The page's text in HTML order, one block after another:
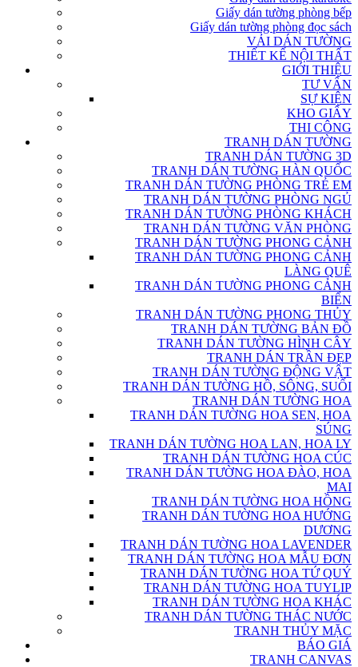
Giấy dán tường phòng bếp
Giấy dán tường phòng đọc sách
VẢI DÁN TƯỜNG
THIẾT KẾ NỘI THẤT
GIỚI THIỆU
TƯ VẤN
SỰ KIỆN
KHO GIẤY
THI CÔNG
TRANH DÁN TƯỜNG
TRANH DÁN TƯỜNG 3D
TRANH DÁN TƯỜNG HÀN QUỐC
TRANH DÁN TƯỜNG PHÒNG TRẺ EM
TRANH DÁN TƯỜNG PHÒNG NGỦ
TRANH DÁN TƯỜNG PHÒNG KHÁCH
TRANH DÁN TƯỜNG VĂN PHÒNG
TRANH DÁN TƯỜNG PHONG CẢNH
TRANH DÁN TƯỜNG PHONG CẢNH
LÀNG QUÊ
TRANH DÁN TƯỜNG PHONG CẢNH
BIỂN
TRANH DÁN TƯỜNG PHONG THỦY
TRANH DÁN TƯỜNG BẢN ĐỒ
TRANH DÁN TƯỜNG HÌNH CÂY
TRANH DÁN TRẦN ĐẸP
TRANH DÁN TƯỜNG ĐỘNG VẬT
TRANH DÁN TƯỜNG HỒ, SÔNG, SUỐI
TRANH DÁN TƯỜNG HOA
TRANH DÁN TƯỜNG HOA SEN, HOA
SÚNG
TRANH DÁN TƯỜNG HOA LAN, HOA LY
TRANH DÁN TƯỜNG HOA CÚC
TRANH DÁN TƯỜNG HOA ĐÀO, HOA
MAI
TRANH DÁN TƯỜNG HOA HỒNG
TRANH DÁN TƯỜNG HOA HƯỚNG
DƯƠNG
TRANH DÁN TƯỜNG HOA LAVENDER
TRANH DÁN TƯỜNG HOA MẪU ĐƠN
TRANH DÁN TƯỜNG HOA TỨ QUÝ
TRANH DÁN TƯỜNG HOA TUYLIP
TRANH DÁN TƯỜNG HOA KHÁC
TRANH DÁN TƯỜNG THÁC NƯỚC
TRANH THỦY MẶC
BÁO GIÁ
TRANH CANVAS